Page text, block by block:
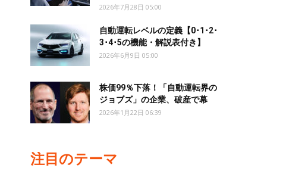
2026年7月28日 05:00
自動運転レベルの定義【0･1･2･
3･4･5の機能・解説表付き】
2026年6月9日 05:00
株価99％下落！「自動運転界の
ジョブズ」の企業、破産で幕
2026年1月22日 06:39
注目のテーマ